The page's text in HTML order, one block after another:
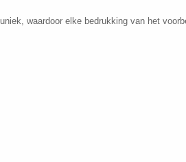
waardoor elke bedrukking van het